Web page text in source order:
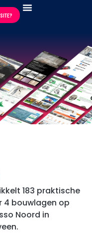
183 praktische
4 bouwlagen op
Noord in